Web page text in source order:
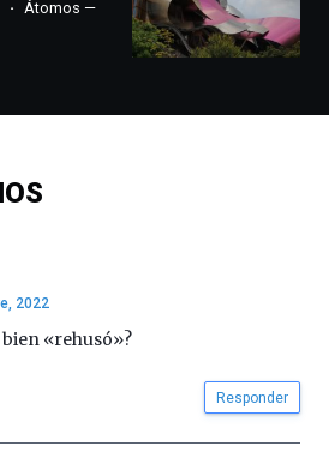
Átomos —
2022
bien «rehusó»?
Responder